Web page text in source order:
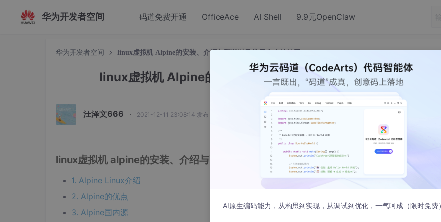
华为开发者空间 码道免费开通 OfficeAce AI Shell 9.9元OpenClaw
华为开发者空间 linux虚拟机 Alpine的安装、介绍与配置以及常用命令的使用
linux虚拟机 Alpine的安装、介绍与配置以及常用命令的使用
汪泽文666 · 2021-12-11 23:08:14 发布
linux虚拟机 alpine的安装、介绍与配置以及常用命令的使用
1. Alpine Linux介绍
2. Alpine的优点
3. Alpine国内源
AI原生编码能力，从构思到实现，从调试到优化，一气呵成（限时免费）